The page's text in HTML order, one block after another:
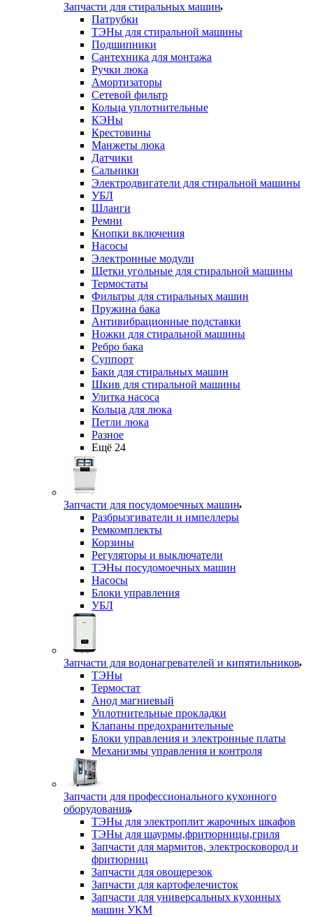
Запчасти для стиральных машин
Патрубки
ТЭНы для стиральной машины
Подшипники
Сантехника для монтажа
Ручки люка
Амортизаторы
Сетевой фильтр
Кольца уплотнительные
КЭНы
Крестовины
Манжеты люка
Датчики
Сальники
Электродвигатели для стиральной машины
УБЛ
Шланги
Ремни
Кнопки включения
Насосы
Электронные модули
Щетки угольные для стиральной машины
Термостаты
Фильтры для стиральных машин
Пружина бака
Антивибрационные подставки
Ножки для стиральной машины
Ребро бака
Суппорт
Баки для стиральных машин
Шкив для стиральной машины
Улитка насоса
Кольца для люка
Петли люка
Разное
Ещё 24
Запчасти для посудомоечных машин
Разбрызгиватели и импеллеры
Ремкомплекты
Корзины
Регуляторы и выключатели
ТЭНы посудомоечных машин
Насосы
Блоки управления
УБЛ
Запчасти для водонагревателей и кипятильников
ТЭНы
Термостат
Анод магниевый
Уплотнительные прокладки
Клапаны предохранительные
Блоки управления и электронные платы
Механизмы управления и контроля
Запчасти для профессионального кухонного
оборудования
ТЭНы для электроплит жарочных шкафов
ТЭНы для шаурмы,фритюрницы,гриля
Запчасти для мармитов, электросковород и
фритюрниц
Запчасти для овощерезок
Запчасти для картофелечисток
Запчасти для универсальных кухонных
машин УКМ